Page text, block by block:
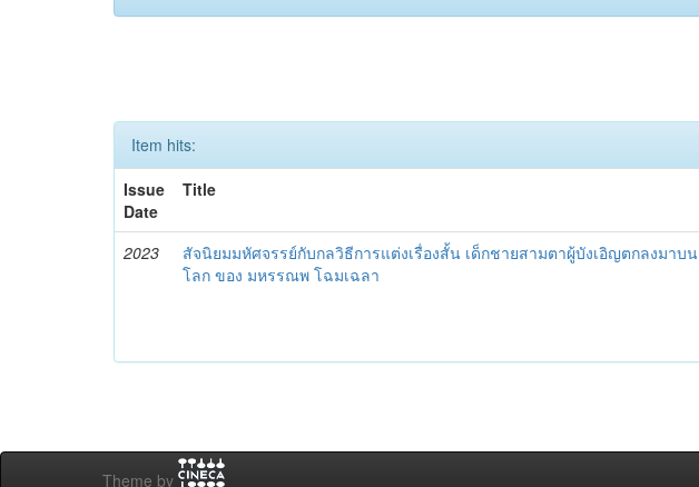
Item hits:
Issue
Date
Title
2023
สัจนิยมมหัศจรรย์กับกลวิธีการแต่งเรื่องสั้น เด็กชายสามตาผู้บังเอิญตกลงมาบน
โลก ของ มหรรณพ โฉมเฉลา
Theme by